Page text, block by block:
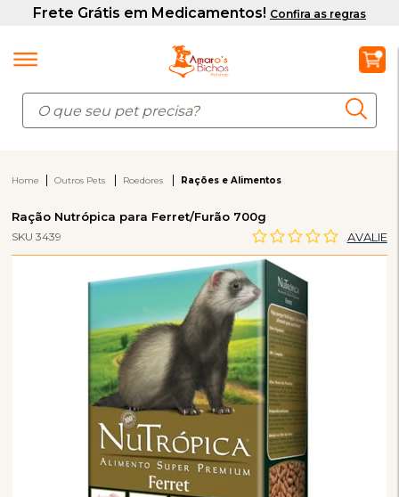
Home Outros Pets Roedores Rações e Alimentos
Ração Nutrópica para Ferret/Furão 700g
SKU 3439 AVALIE